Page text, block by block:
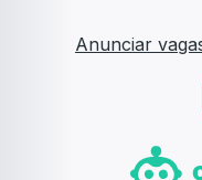
Anunciar